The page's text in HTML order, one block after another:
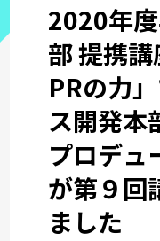
2020年
部 提携
PRの力
ス開発本
プロデュ
が第９回
ました
アワード
企業情報
採用関連情報
ウズ研